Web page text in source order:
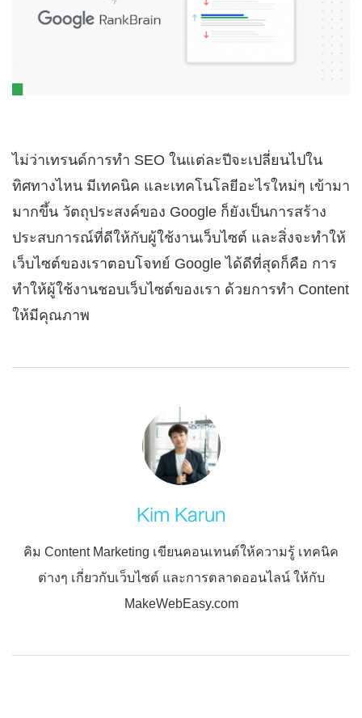
ไม่ว่าเทรนด์การทำ SEO ในแต่ละปีจะเปลี่ยนไปใน
ทิศทางไหน มีเทคนิค และเทคโนโลยีอะไรใหม่ๆ เข้ามา
มากขึ้น วัตถุประสงค์ของ Google ก็ยังเป็นการสร้าง
ประสบการณ์ที่ดีให้กับผู้ใช้งานเว็บไซต์ และสิ่งจะทำให้
เว็บไซต์ของเราตอบโจทย์ Google ได้ดีที่สุดก็คือ การ
ทำให้ผู้ใช้งานชอบเว็บไซต์ของเรา ด้วยการทำ Content
ให้มีคุณภาพ
Kim Karun
คิม Content Marketing เขียนคอนเทนต์ให้ความรู้ เทคนิค
ต่างๆ เกี่ยวกับเว็บไซต์ และการตลาดออนไลน์ ให้กับ
MakeWebEasy.com